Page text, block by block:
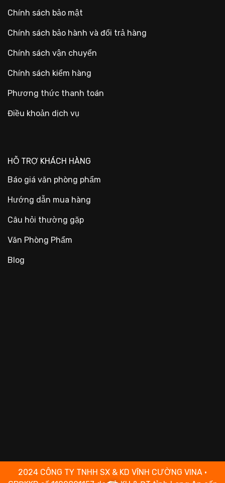
Chính sách bảo mật
Chính sách bảo hành và đổi trả hàng
Chính sách vận chuyển
Chính sách kiểm hàng
Phương thức thanh toán
Điều khoản dịch vụ
HỖ TRỢ KHÁCH HÀNG
Báo giá văn phòng phẩm
Hướng dẫn mua hàng
Câu hỏi thường gặp
Văn Phòng Phẩm
Blog
2024 CÔNG TY TNHH SX & KD VĨNH CƯỜNG VINA •